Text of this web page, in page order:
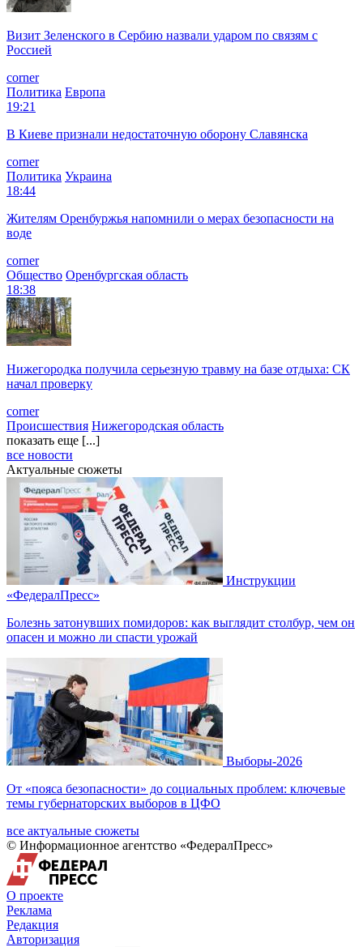
Визит Зеленского в Сербию назвали ударом по связям с
Россией
corner
Политика Европа
19:21
В Киеве признали недостаточную оборону Славянска
corner
Политика Украина
18:44
Жителям Оренбуржья напомнили о мерах безопасности на
воде
corner
Общество Оренбургская область
18:38
Нижегородка получила серьезную травму на базе отдыха: СК
начал проверку
corner
Происшествия Нижегородская область
показать еще [...]
все новости
Актуальные сюжеты
Инструкции
«ФедералПресс»
Болезнь затонувших помидоров: как выглядит столбур, чем он
опасен и можно ли спасти урожай
Выборы-2026
От «пояса безопасности» до социальных проблем: ключевые
темы губернаторских выборов в ЦФО
все актуальные сюжеты
© Информационное агентство «ФедералПресс»
О проекте
Реклама
Редакция
Авторизация